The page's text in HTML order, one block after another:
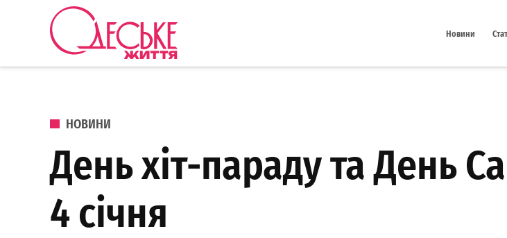
Перейти до вмісту
Новини
ОПУБЛІКОВАНО В
НОВИНИ
День хіт-параду та День
4 січня